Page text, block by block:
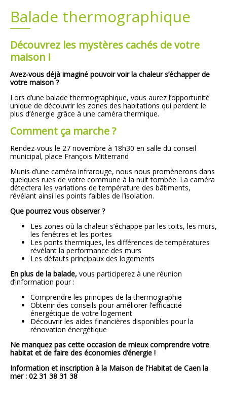
Balade thermographique
Découvrez les mystères cachés de votre
maison !
Avez-vous déjà imaginé pouvoir voir la chaleur s’échapper de
votre maison ?
Lors d’une balade thermographique, vous aurez l’opportunité
unique de découvrir les zones des habitations qui perdent le
plus d’énergie grâce à une caméra thermique.
Comment ça marche ?
Rendez-vous le 27 novembre à 18h30 en salle du conseil
municipal, place François Mitterrand
Munis d’une caméra infrarouge, nous nous promènerons dans
quelques rues de votre commune à la nuit tombée. La caméra
détectera les variations de température des bâtiments,
révélant ainsi les points faibles de l’isolation.
Que pourrez vous observer ?
Les zones où la chaleur s’échappe par les toits, les murs,
les fenêtres et les portes
Les ponts thermiques, les différences de températures
révélant la performance des murs
Les défauts principaux des logements
En plus de la balade, vous participerez à une réunion
d’information pour :
Comprendre les principes de la thermographie
Obtenir des conseils pour améliorer l’efficacité
énergétique de votre logement
Découvrir les aides financières disponibles pour la
rénovation énergétique
Ne manquez pas cette occasion de mieux comprendre votre
habitat et de faire des économies d’énergie !
Information et inscription à la Maison de l’Habitat de Caen la
mer : 02 31 38 31 38
Plans
Demandes légales
Emploi
Marchés publics
Grands projets